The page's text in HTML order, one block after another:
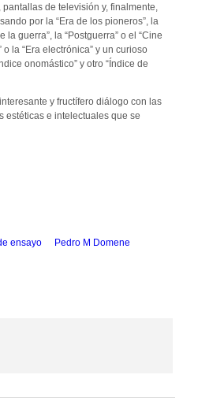
de televisión y, finalmente,
por la “Era de los pioneros”, la
la guerra”, la “Postguerra” o el “Cine
la “Era electrónica” y un curioso
onomástico” y otro “Índice de
y fructífero diálogo con las
estéticas e intelectuales que se
ensayo Pedro M Domene